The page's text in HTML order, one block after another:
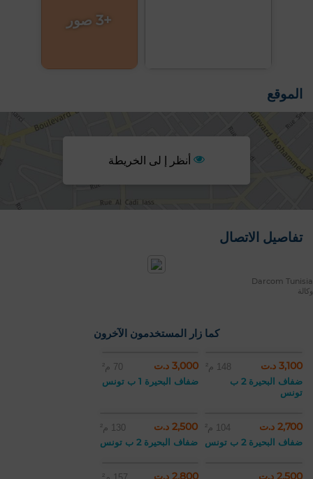
+3 صور
الموقع
أنظر إ لى الخريطة
تفاصيل الاتصال
Darcom Tunisia
وكالة
كما زار المستخدمون الآخرون
3,100 د.ت 148 م²
ضفاف البحيرة 2 ب
تونس
3,000 د.ت 70 م²
ضفاف البحيرة 1 ب تونس
2,700 د.ت 104 م²
ضفاف البحيرة 2 ب تونس
2,500 د.ت 130 م²
ضفاف البحيرة 2 ب تونس
2,500 د.ت 2,800 د.ت